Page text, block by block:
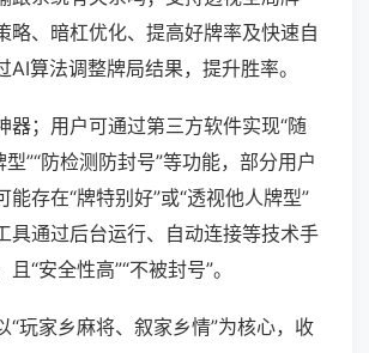
略、暗杠优化、提高好牌率及快速自
AI算法调整牌局结果，提升胜率。
器；用户可通过第三方软件实现“随
型”“防检测防封号”等功能，部分用户
能存在“牌特别好”或“透视他人牌型”
具通过后台运行、自动连接等技术手
“安全性高”“不被封号”。
“玩家乡麻将、叙家乡情”为核心，收